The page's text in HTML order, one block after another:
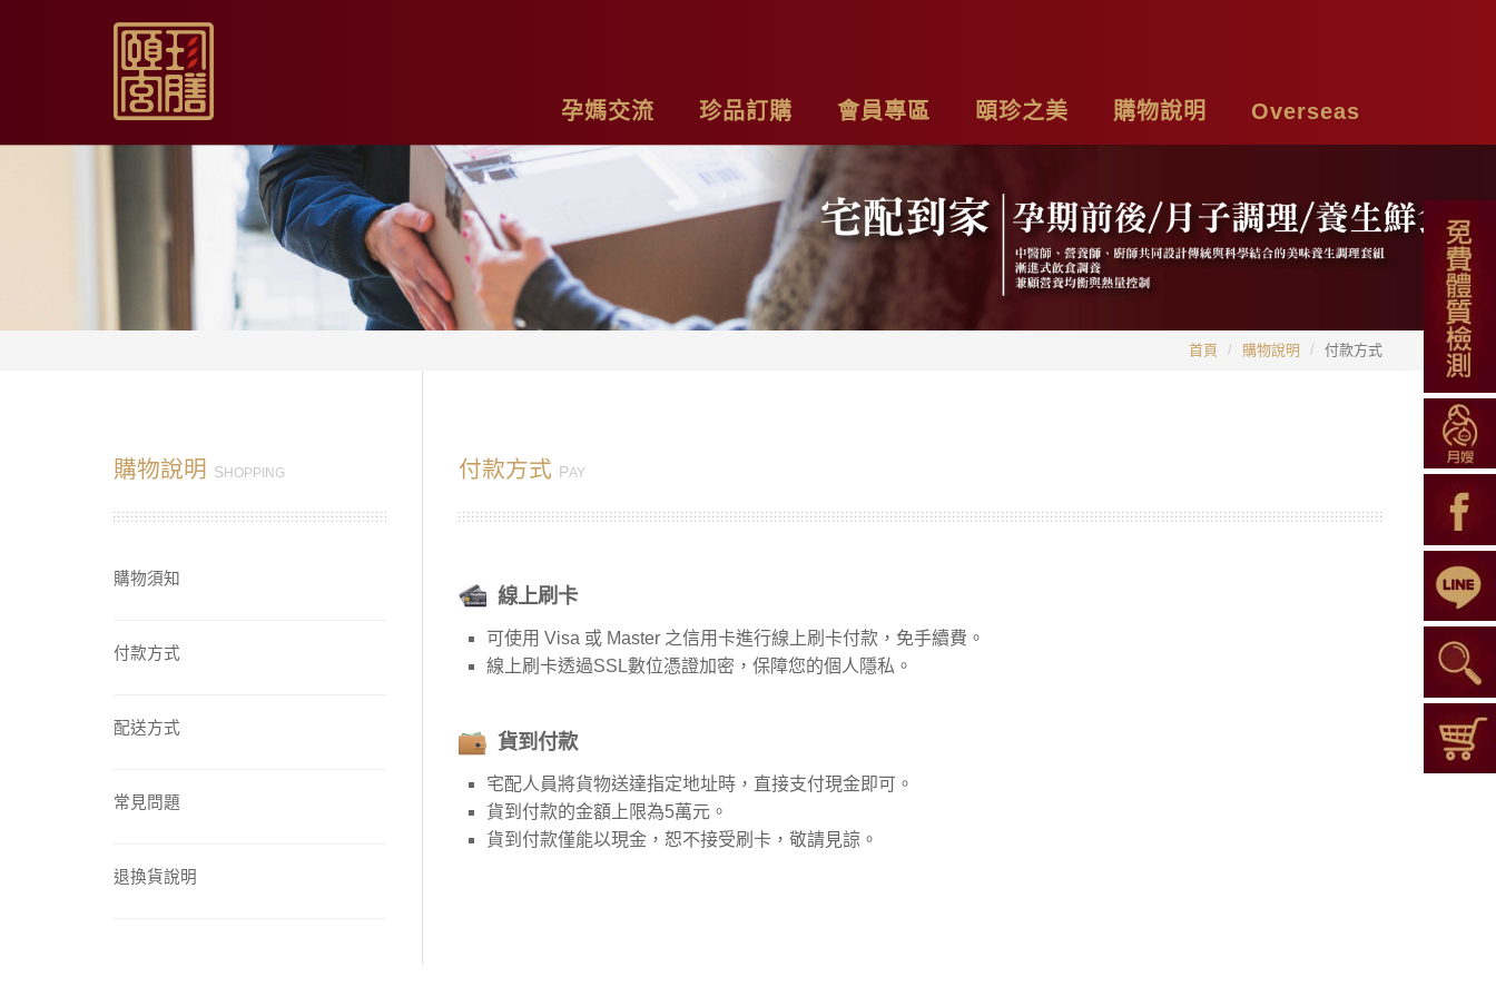
孕媽交流
專欄作家
影片分享
珍品訂購
【限時促銷】玫瑰夏日亮麗計畫
【居家月子DIY】坐月子料理食材套組
【日常飲用】東方草本茶系列
【營養師推薦】寶寶、銀髮粥品系列
【海外購物Oversea】滴雞精、30日坐月子調養套組
會員專區
基本資料
購物車
我的訂單
頤珍之美
聯絡我們
隱私權聲明
購物說明
付款方式
Overseas
Tea Bags
首頁 購物說明 付款方式
購物說明 SHOPPING
購物須知
付款方式
配送方式
常見問題
退換貨說明
付款方式 PAY
線上刷卡
可使用 Visa 或 Master 之信用卡進行線上刷卡付款，免手續費。
線上刷卡透過SSL數位憑證加密，保障您的個人隱私。
貨到付款
宅配人員將貨物送達指定地址時，直接支付現金即可。
貨到付款的金額上限為5萬元。
貨到付款僅能以現金，恕不接受刷卡，敬請見諒。